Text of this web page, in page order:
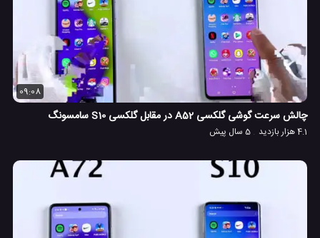
09:08
چالش سرعت گوشی گلکسی A52 در مقابل گلکسی S10 سامسونگ
4.1 هزار بازدید 5 سال پیش